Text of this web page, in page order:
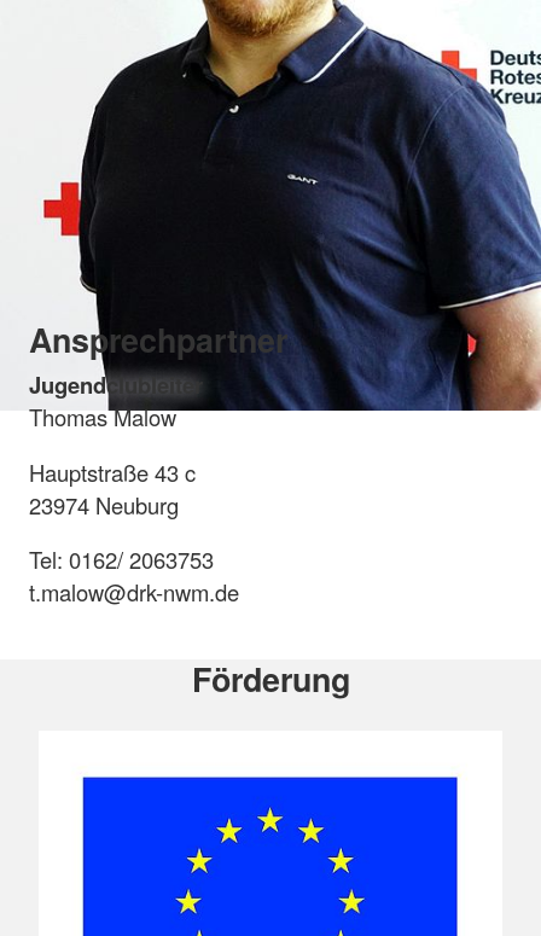
Ansprechpartner
Jugendclubleiter
Thomas Malow
Hauptstraße 43 c
23974 Neuburg
Tel: 0162/ 2063753
t.malow@drk-nwm.de
Förderung